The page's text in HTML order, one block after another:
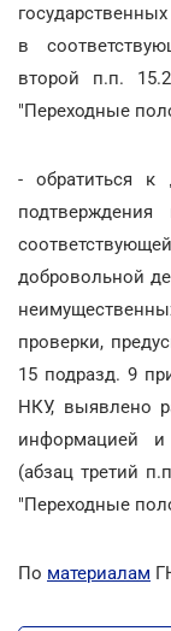
в
второй п.п.
"Переходные
- обратиться к
добровольной
проверки,
15 подразд. 9
НКУ, выявлено
информацией и
(абзац третий
"Переходные
По материалам